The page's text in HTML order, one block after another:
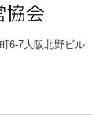
6-7大阪北野ビル